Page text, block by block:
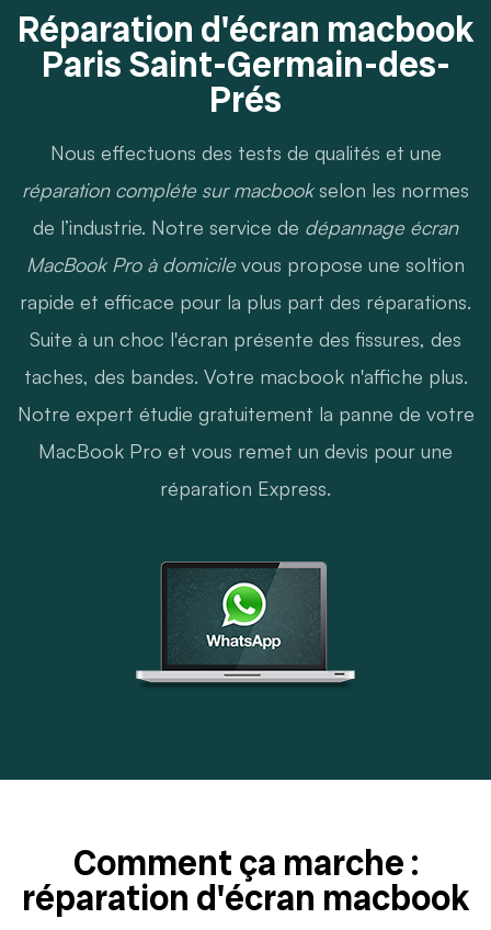
Réparation d'écran macbook
Paris Saint-Germain-des-
Prés
Nous effectuons des tests de qualités et une
réparation compléte sur macbookselon les normes
de l’industrie. Notre service de dépannage écran
MacBook Pro à domicile vous propose une soltion
rapide et efficace pour la plus part des réparations.
Suite à un choc l'écran présente des fissures, des
taches, des bandes. Votre macbook n'affiche plus.
Notre expert étudie gratuitement la panne de votre
MacBook Pro et vous remet un devis pour une
réparation Express.
Comment ça marche :
réparation d'écran macbook